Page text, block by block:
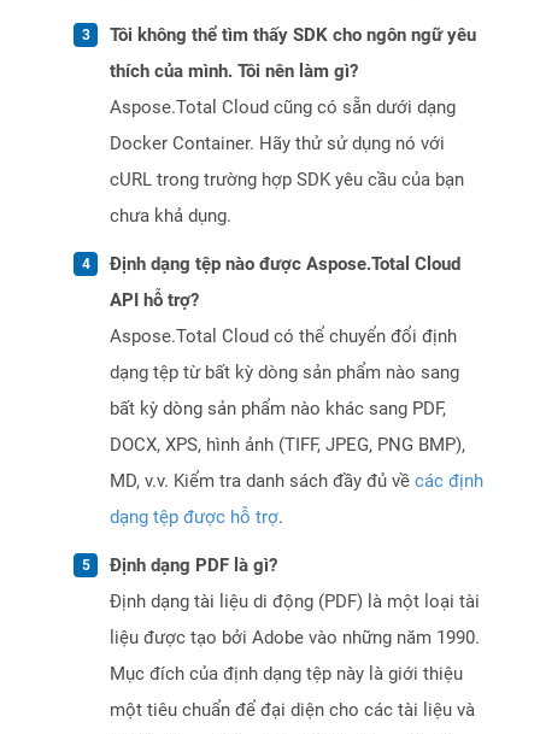
Tôi không thể tìm thấy SDK cho ngôn ngữ yêu
thích của mình. Tôi nên làm gì?
Aspose.Total Cloud cũng có sẵn dưới dạng
Docker Container. Hãy thử sử dụng nó với
cURL trong trường hợp SDK yêu cầu của bạn
chưa khả dụng.
Định dạng tệp nào được Aspose.Total Cloud
API hỗ trợ?
Aspose.Total Cloud có thể chuyển đổi định
dạng tệp từ bất kỳ dòng sản phẩm nào sang
bất kỳ dòng sản phẩm nào khác sang PDF,
DOCX, XPS, hình ảnh (TIFF, JPEG, PNG BMP),
MD, v.v. Kiểm tra danh sách đầy đủ về các định
dạng tệp được hỗ trợ.
Định dạng PDF là gì?
Định dạng tài liệu di động (PDF) là một loại tài
liệu được tạo bởi Adobe vào những năm 1990.
Mục đích của định dạng tệp này là giới thiệu
một tiêu chuẩn để đại diện cho các tài liệu và